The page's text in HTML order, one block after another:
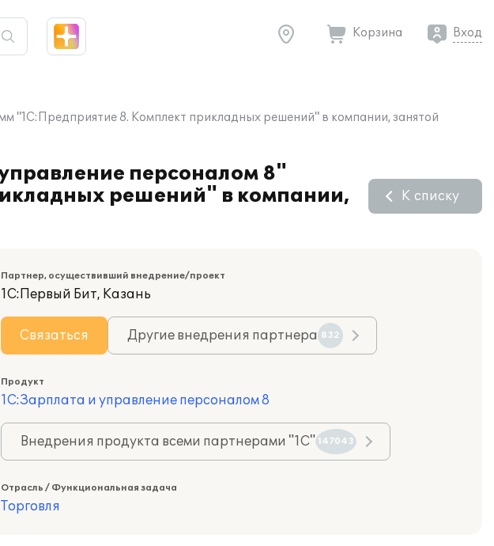
Корзина Вход
"1С:Предприятие 8. Комплект прикладных решений" в компании, занятой
персоналом 8"
решений" в компании,
К списку
Партнер, осуществивший внедрение/проект
1С:Первый Бит, Казань
Связаться Другие внедрения партнера 832
Продукт
1С:Зарплата и управление персоналом 8
Внедрения продукта всеми партнерами "1С" 147043
Отрасль / Функциональная задача
Торговля